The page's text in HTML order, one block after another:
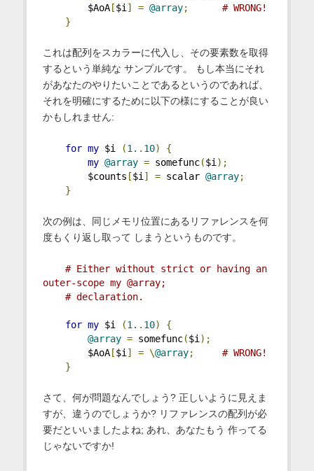
$AoA[$i ] = @array;
# WRONG!
}
これは配列をスカラーに代入し、その要素数を取得
するという単純な サンプルです。 もし本当にそれ
があなたのやりたいことであるというのであれば、
それを明確にするために以下の様にすることが良い
かもしれません:
for my $i (1. . 10)
{
my @array = somefunc($i );
$counts [$i ] = scalar @array;
}
次の例は、同じメモリ位置にあるリファレンスを何
度もくり返し取って しまうというものです。
# Either without strict or having an
outer-scope my @array;
# declaration.
for my $i (1. . 10)
{
@array = somefunc($i );
$AoA[$i ] = \@array;
# WRONG!
}
さて、何が問題なんでしょう? 正しいように見えま
すが、違うのでしょうか? リファレンスの配列が必
要だといいましたよね; あれ、あなたもう 作ってる
じゃないですか!